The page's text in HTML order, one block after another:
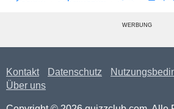
WERBUNG
Kontakt Datenschutz
Über uns